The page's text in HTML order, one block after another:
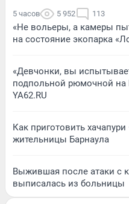
5 часов 5 952 113
«Не вольеры, а камеры
на состояние экопарка
«Девчонки, вы
подпольной рюмочной на
YA62.RU
Как приготовить
жительницы Барнаула
Выжившая после атаки с
выписалась из больницы